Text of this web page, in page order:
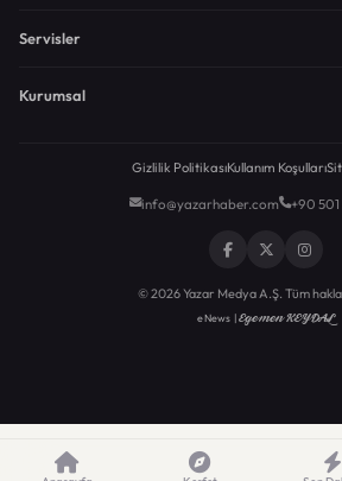
Servisler
Kurumsal
Gizlilik PolitikasıKullanım Koşulları
info@yazarhaber.com +90
© 2026 Yazar Medya A.Ş. Tüm
eNews |Egemen KEYDAL